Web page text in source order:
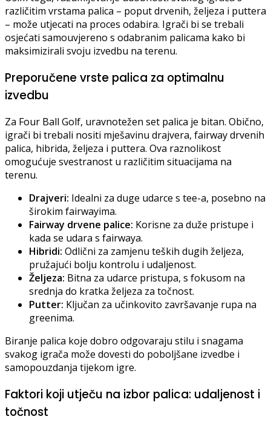
različitim vrstama palica – poput drvenih, željeza i puttera
– može utjecati na proces odabira. Igrači bi se trebali
osjećati samouvjereno s odabranim palicama kako bi
maksimizirali svoju izvedbu na terenu.
Preporučene vrste palica za optimalnu
izvedbu
Za Four Ball Golf, uravnotežen set palica je bitan. Obično,
igrači bi trebali nositi mješavinu drajvera, fairway drvenih
palica, hibrida, željeza i puttera. Ova raznolikost
omogućuje svestranost u različitim situacijama na
terenu.
Drajveri: Idealni za duge udarce s tee-a, posebno na
širokim fairwayima.
Fairway drvene palice: Korisne za duže pristupe i
kada se udara s fairwaya.
Hibridi: Odlični za zamjenu teških dugih željeza,
pružajući bolju kontrolu i udaljenost.
Željeza: Bitna za udarce pristupa, s fokusom na
srednja do kratka željeza za točnost.
Putter: Ključan za učinkovito završavanje rupa na
greenima.
Biranje palica koje dobro odgovaraju stilu i snagama
svakog igrača može dovesti do poboljšane izvedbe i
samopouzdanja tijekom igre.
Faktori koji utječu na izbor palica: udaljenost i
točnost